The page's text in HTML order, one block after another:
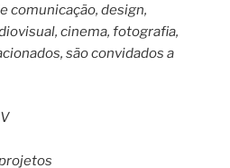
comunicação, design,
cinema, fotografia,
são convidados a